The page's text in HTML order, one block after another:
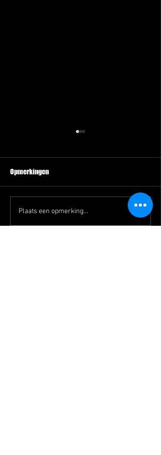
Zaalwachtschema zaterdag
23 november
Opmerkingen
Plaats een opmerking...